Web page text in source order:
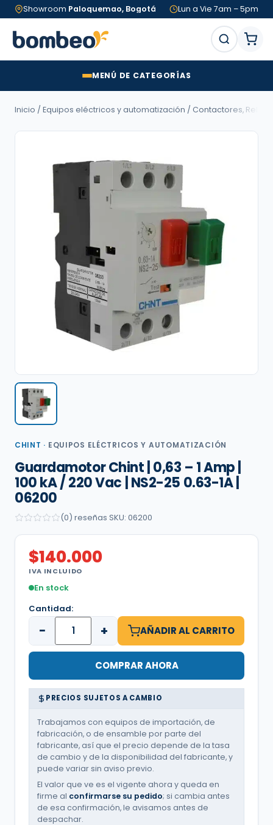
Showroom Paloquemao, Bogotá Lun a Vie 7am – 5pm
MENÚ DE CATEGORÍAS
Inicio / Equipos eléctricos y automatización / Contactores, Relés
CHINT · EQUIPOS ELÉCTRICOS Y AUTOMATIZACIÓN
Guardamotor Chint | 0,63 – 1 Amp |
100 kA / 220 Vac | NS2-25 0.63-1A |
06200
(0) reseñas SKU: 06200
$140.000
IVA INCLUIDO
En stock
Cantidad:
− + AÑADIR AL CARRITO
COMPRAR AHORA
PRECIOS SUJETOS A CAMBIO
Trabajamos con equipos de importación, de
fabricación, o de ensamble por parte del
fabricante, así que el precio depende de la tasa
de cambio y de la disponibilidad del fabricante, y
puede variar sin aviso previo.
El valor que ve es el vigente ahora y queda en
firme al confirmarse su pedido; si cambia antes
de esa confirmación, le avisamos antes de
despachar.